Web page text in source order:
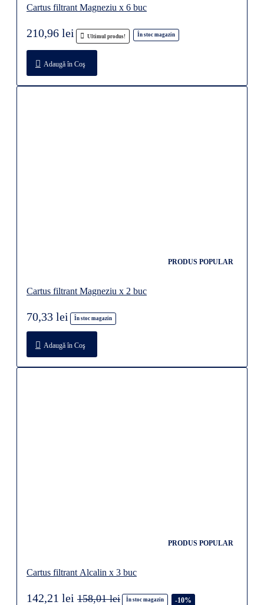
Cartus filtrant Magneziu x 6 buc
Ultimul produs! În stoc magazin
210,96 lei
Adaugă în Coş
PRODUS POPULAR
Cartus filtrant Magneziu x 2 buc
În stoc magazin
70,33 lei
Adaugă în Coş
PRODUS POPULAR
Cartus filtrant Alcalin x 3 buc
În stoc magazin -10%
142,21 lei 158,01 lei